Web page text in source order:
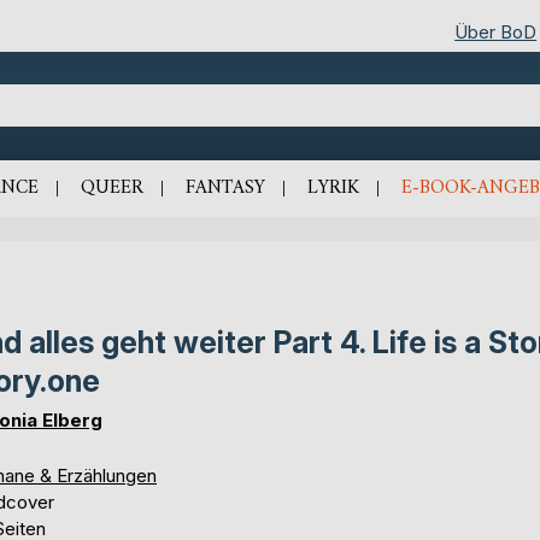
Über BoD
QUEER FANTASY LYRIK E-BOOK-
alles geht weiter Part 4. Life is a
Elberg
& Erzählungen